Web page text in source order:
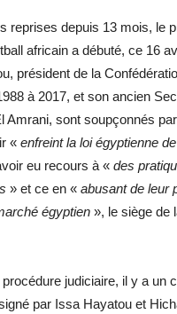
reprises depuis 13 mois, le
africain a débuté, ce 16
président de la
à 2017, et son ancien
Amrani, sont soupçonnés
« enfreint la loi égyptienne
eu recours à « des
» et ce en « abusant de leur
égyptien », le siège de
procédure judiciaire, il y a un
par Issa Hayatou et